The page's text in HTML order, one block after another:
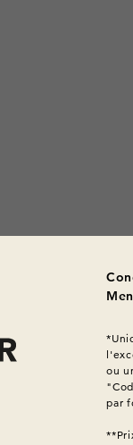
ou
par